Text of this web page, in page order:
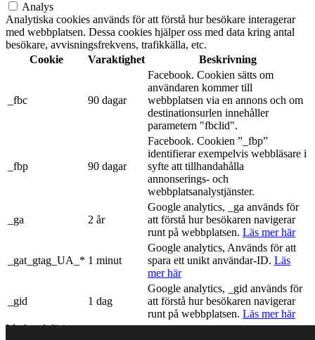
Analys
Analytiska cookies används för att förstå hur besökare interagerar
med webbplatsen. Dessa cookies hjälper oss med data kring antal
besökare, avvisningsfrekvens, trafikkälla, etc.
Cookie
Varaktighet Beskrivning
_fbc 90 dagar
Facebook. Cookien sätts om
användaren kommer till
webbplatsen via en annons och om
destinationsurlen innehåller
parametern "fbclid".
_fbp 90 dagar
Facebook. Cookien ”_fbp”
identifierar exempelvis webbläsare i
syfte att tillhandahålla
annonserings- och
webbplatsanalystjänster.
_ga 2 år
Google analytics, _ga används för
att förstå hur besökaren navigerar
runt på webbplatsen. Läs mer här
_gat_gtag_UA_* 1 minut
Google analytics, Används för att
spara ett unikt användar-ID. Läs
mer här
_gid 1 dag
Google analytics, _gid används för
att förstå hur besökaren navigerar
runt på webbplatsen. Läs mer här
Marknadsföring